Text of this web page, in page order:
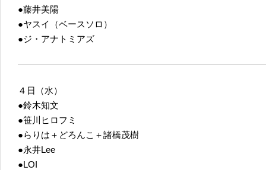
●藤井美陽
●ヤスイ（ベースソロ）
●ジ・アナトミアズ
４日（水）
●鈴木知文
●笹川ヒロフミ
●らりは＋どろんこ＋諸橋茂樹
●永井Lee
●LOI